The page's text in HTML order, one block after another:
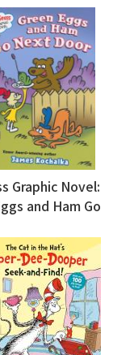
Graphic Novel:
and Ham Go